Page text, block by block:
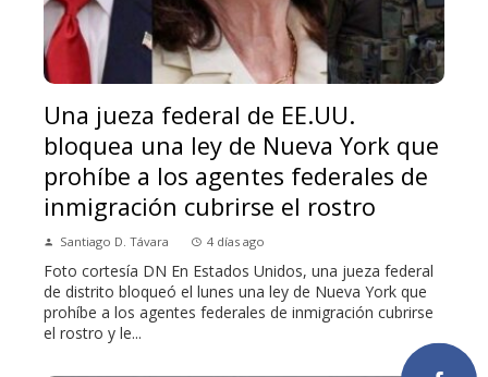
Una jueza federal de EE.UU.
bloquea una ley de Nueva York que
prohíbe a los agentes federales de
inmigración cubrirse el rostro
Santiago D. Távara 4 días ago
Foto cortesía DN En Estados Unidos, una jueza federal
de distrito bloqueó el lunes una ley de Nueva York que
prohíbe a los agentes federales de inmigración cubrirse
el rostro y le...